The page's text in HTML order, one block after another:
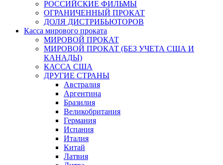
РОССИЙСКИЕ ФИЛЬМЫ
ОГРАНИЧЕННЫЙ ПРОКАТ
ДОЛЯ ДИСТРИБЬЮТОРОВ
Касса мирового проката
МИРОВОЙ ПРОКАТ
МИРОВОЙ ПРОКАТ (БЕЗ УЧЕТА США И
КАНАДЫ)
КАССА США
ДРУГИЕ СТРАНЫ
Австралия
Аргентина
Бразилия
Великобритания
Германия
Испания
Италия
Китай
Латвия